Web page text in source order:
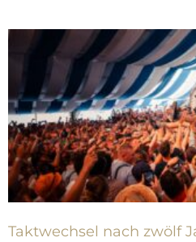
Taktwechsel nach zwölf